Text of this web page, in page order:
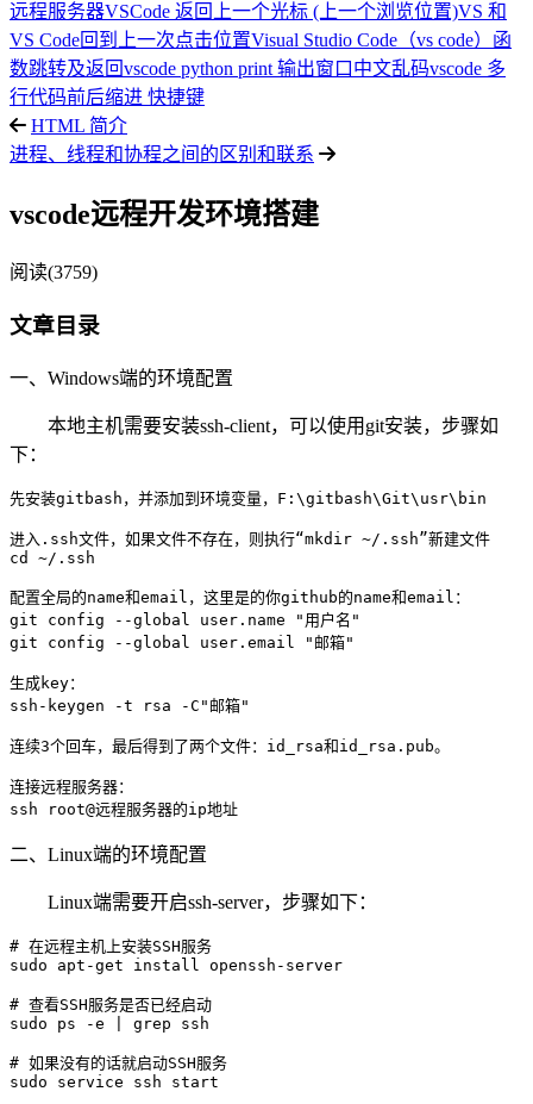
远程服务器VSCode 返回上一个光标 (上一个浏览位置)VS 和
VS Code回到上一次点击位置Visual Studio Code（vs code）函
数跳转及返回vscode python print 输出窗口中文乱码vscode 多
行代码前后缩进 快捷键
HTML 简介
进程、线程和协程之间的区别和联系
vscode远程开发环境搭建
阅读(3759)
文章目录
一、Windows端的环境配置
本地主机需要安装ssh-client，可以使用git安装，步骤如
下：
先安装gitbash，并添加到环境变量，F:\gitbash\Git\usr\bin
进入.ssh文件，如果文件不存在，则执行“mkdir ~/.ssh”新建文件
cd ~/.ssh
配置全局的name和email，这里是的你github的name和email：
git config --global user.name "用户名"
git config --global user.email "邮箱"
生成key：
ssh-keygen -t rsa -C"邮箱"
连续3个回车，最后得到了两个文件：id_rsa和id_rsa.pub。
连接远程服务器：
二、Linux端的环境配置
Linux端需要开启ssh-server，步骤如下：
# 在远程主机上安装SSH服务
sudo apt-get install openssh-server
# 查看SSH服务是否已经启动
sudo ps -e | grep ssh
# 如果没有的话就启动SSH服务
sudo service ssh start